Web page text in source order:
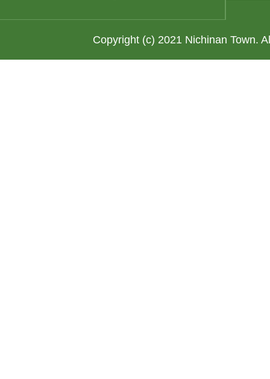
Copyright (c) 2021 Nichinan Town.